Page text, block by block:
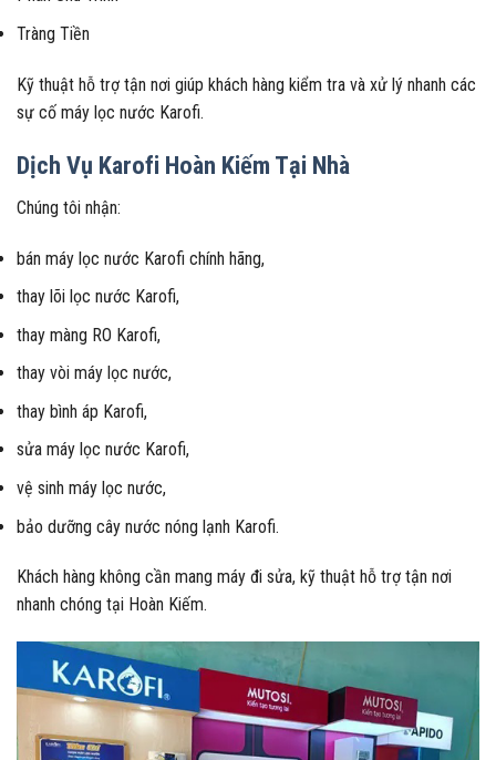
Tràng Tiền
Kỹ thuật hỗ trợ tận nơi giúp khách hàng kiểm tra và xử lý nhanh các
sự cố máy lọc nước Karofi.
Dịch Vụ Karofi Hoàn Kiếm Tại Nhà
Chúng tôi nhận:
bán máy lọc nước Karofi chính hãng,
thay lõi lọc nước Karofi,
thay màng RO Karofi,
thay vòi máy lọc nước,
thay bình áp Karofi,
sửa máy lọc nước Karofi,
vệ sinh máy lọc nước,
bảo dưỡng cây nước nóng lạnh Karofi.
Khách hàng không cần mang máy đi sửa, kỹ thuật hỗ trợ tận nơi
nhanh chóng tại Hoàn Kiếm.